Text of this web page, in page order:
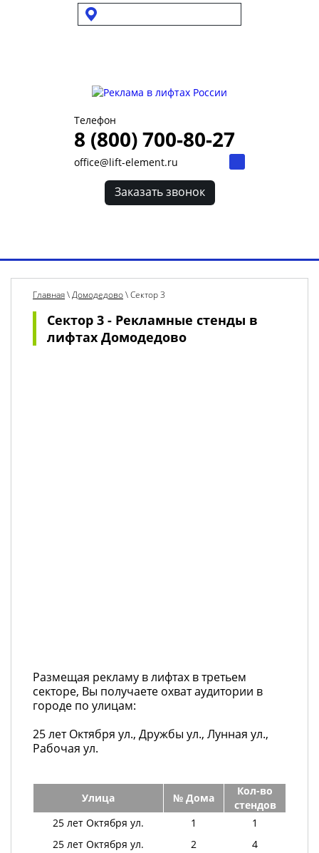
Телефон
8 (800) 700-80-27
office@lift-element.ru
Заказать звонок
Главная\Домодедово\Сектор 3
Сектор 3 - Рекламные стенды в
лифтах Домодедово
Размещая рекламу в лифтах в третьем
секторе, Вы получаете охват аудитории в
городе по улицам:
25 лет Октября ул., Дружбы ул., Лунная ул.,
Рабочая ул.
Улица № Дома
Кол-во
стендов
25 лет Октября ул.
1
1
25 лет Октября ул.
2
4